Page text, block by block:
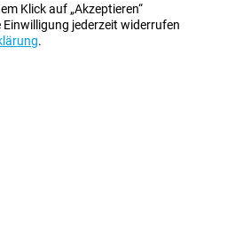
Klick auf „Akzeptieren“
jederzeit widerrufen
.